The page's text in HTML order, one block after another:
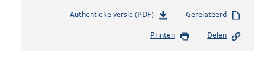
Authentieke versie (PDF)b
s
Gerelateerd
Printen Delen